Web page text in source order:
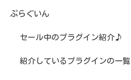
ぷらぐいん
セール中のプラグイン紹介♪
紹介しているプラグインの一